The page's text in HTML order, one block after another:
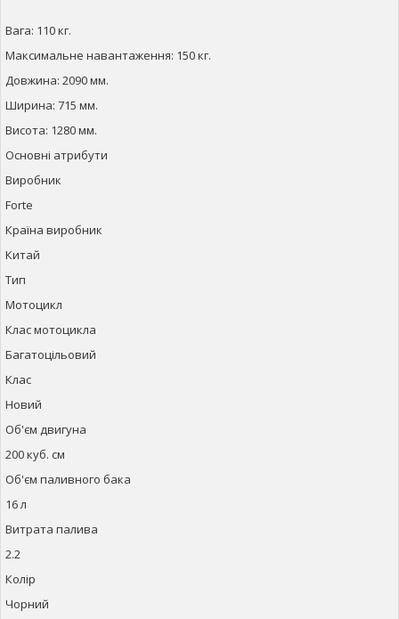
Вага: 110 кг.
Максимальне навантаження: 150 кг.
Довжина: 2090 мм.
Ширина: 715 мм.
Висота: 1280 мм.
Основні атрибути
Виробник
Forte
Країна виробник
Китай
Тип
Мотоцикл
Клас мотоцикла
Багатоцільовий
Клас
Новий
Об'єм двигуна
200 куб. см
Об'єм паливного бака
16 л
Витрата палива
2.2
Колір
Чорний